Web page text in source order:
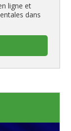
ligne et
dans